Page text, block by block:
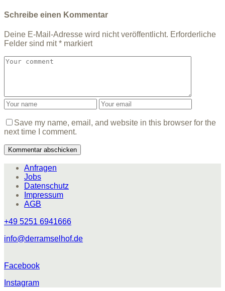
Schreibe einen Kommentar
Deine E-Mail-Adresse wird nicht veröffentlicht. Erforderliche
Felder sind mit* markiert
Save my name, email, and website in this browser for the
next time I comment.
Anfragen
Jobs
Datenschutz
Impressum
AGB
+49 5251 6941666
info@derramselhof.de
Facebook
Instagram